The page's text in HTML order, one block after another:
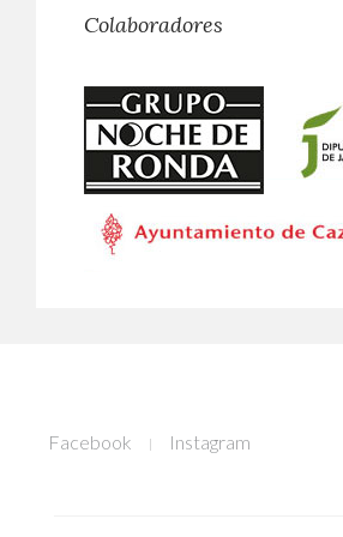
Colaboradores
Facebook Instagram